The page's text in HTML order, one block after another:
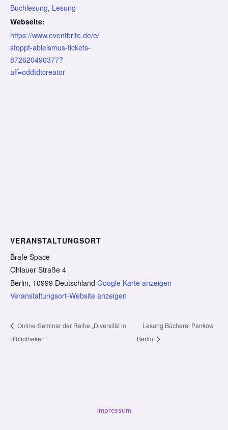
Buchlesung, Lesung
Webseite:
https://www.eventbrite.de/e/
stoppt-ableismus-tickets-
872620490377?
aff=oddtdtcreator
VERANSTALTUNGSORT
Brafe Space
Ohlauer Straße 4
Berlin, 10999 Deutschland Google Karte anzeigen
Veranstaltungsort-Website anzeigen
Online-Seminar der Reihe „Diversität in
Bibliotheken“
Lesung Bücherei Pankow
Berlin
Impressum